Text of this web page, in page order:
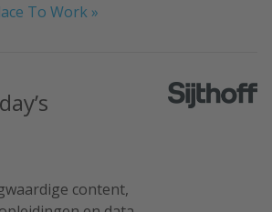
To Work »
content,